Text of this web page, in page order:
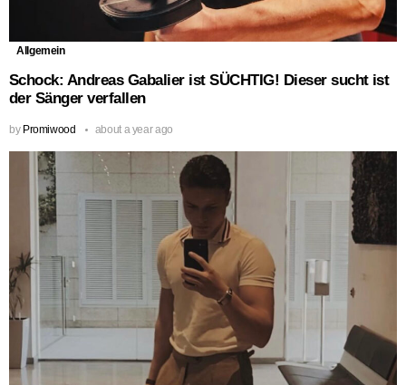
Allgemein
Schock: Andreas Gabalier ist SÜCHTIG! Dieser sucht ist
der Sänger verfallen
by Promiwood about a year ago